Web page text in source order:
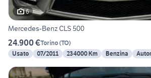
6
Mercedes-Benz CLS 500
24.900 €Torino(TO)
Usato
07/2011 234000 Km Benzina